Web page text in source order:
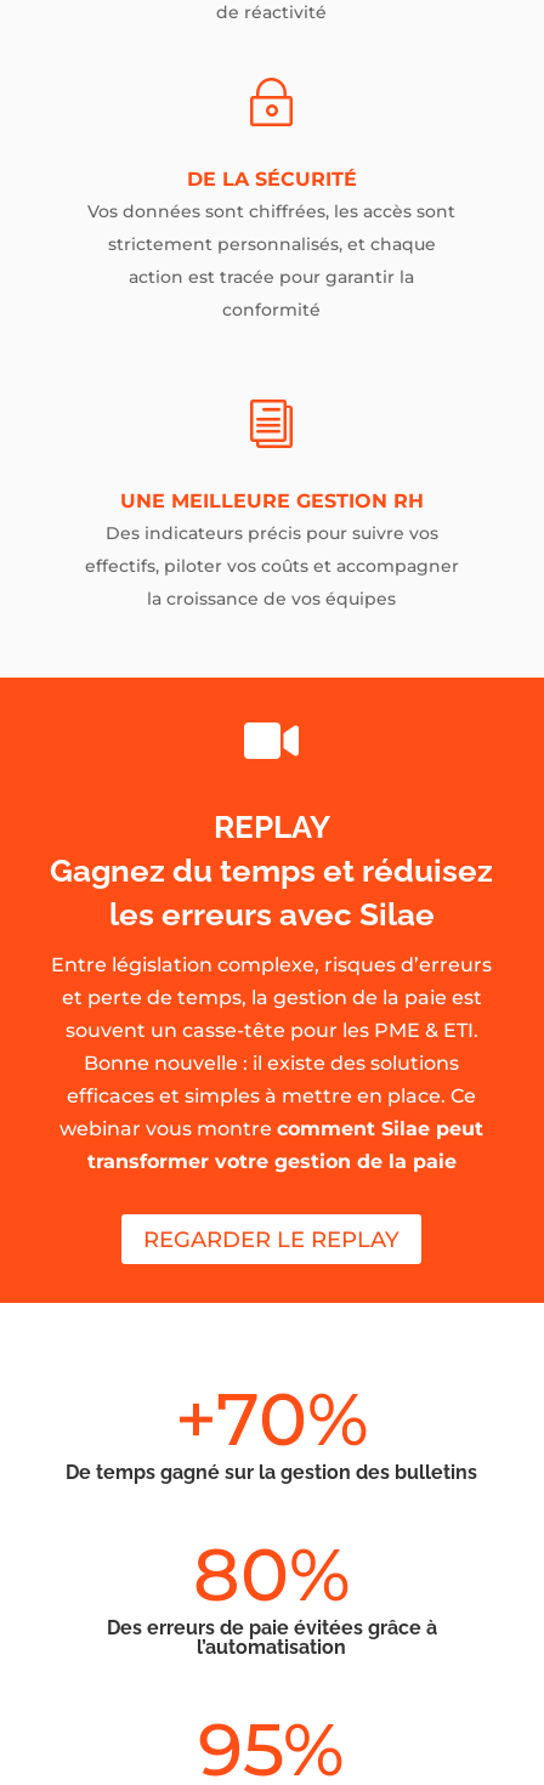
de réactivité
~
DE LA SÉCURITÉ
Vos données sont chiffrées, les accès sont
strictement personnalisés, et chaque
action est tracée pour garantir la
conformité
i
UNE MEILLEURE GESTION RH
Des indicateurs précis pour suivre vos
effectifs, piloter vos coûts et accompagner
la croissance de vos équipes

REPLAY
Gagnez du temps et réduisez
les erreurs avec Silae
Entre législation complexe, risques d’erreurs
et perte de temps, la gestion de la paie est
souvent un casse-tête pour les PME & ETI.
Bonne nouvelle : il existe des solutions
efficaces et simples à mettre en place. Ce
webinar vous montrecomment Silae peut
transformer votre gestion de la paie
REGARDER LE REPLAY
+70%
De temps gagné sur la gestion des bulletins
80%
Des erreurs de paie évitées grâce à
l’automatisation
95%